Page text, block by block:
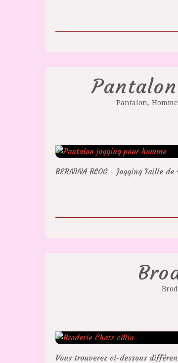
Pantalon, Homme
BERNINA BLOG - Jogging Taille de
Vous trouverez ci-dessous